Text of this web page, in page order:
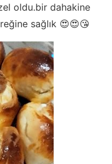
oldu.bir dahakine
sağlık 😍😍😘